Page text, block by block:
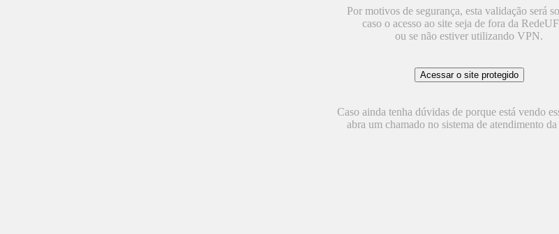
Por motivos de segurança, esta validação será
caso o acesso ao site seja de fora da
ou se não estiver utilizando VPN.
Caso ainda tenha dúvidas de porque está vendo
abra um chamado no sistema de atendimento